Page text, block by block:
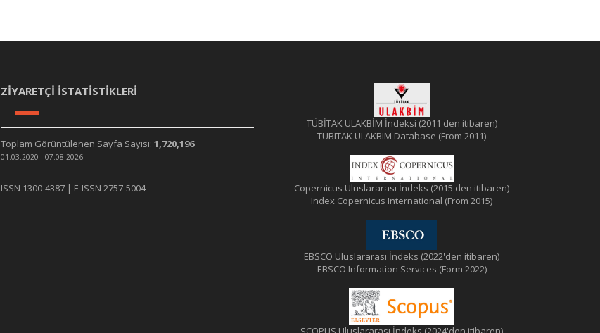
ZİYARETÇİ İSTATİSTİKLERİ
Toplam Görüntülenen Sayfa Sayısı: 1,720,196
01.03.2020 - 07.08.2026
ISSN 1300-4387 | E-ISSN 2757-5004
TÜBİTAK ULAKBİM İndeksi (2011'den itibaren)
TUBITAK ULAKBIM Database (From 2011)
Copernicus Uluslararası İndeks (2015'den itibaren)
Index Copernicus International (From 2015)
EBSCO Uluslararası İndeks (2022'den itibaren)
EBSCO Information Services (Form 2022)